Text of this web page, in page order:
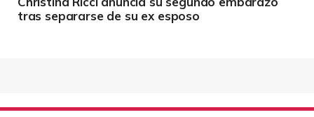
tras separarse de su ex esposo